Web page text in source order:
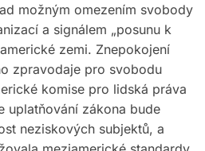
možným omezením svobody
a signálem „posunu k
zemi. Znepokojení
zpravodaje pro svobodu
komise pro lidská práva
uplatňování zákona bude
neziskových subjektů, a